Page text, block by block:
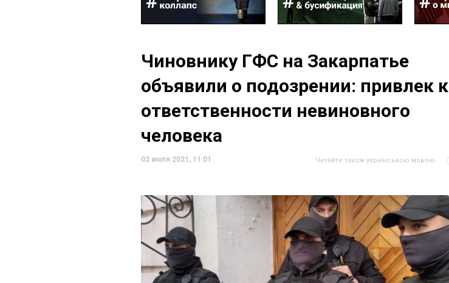
Чиновнику ГФС на Закарпатье
объявили о подозрении: привлек к
ответственности невиновного
человека
02 июля 2021, 11:01 Читайте також українською мовою